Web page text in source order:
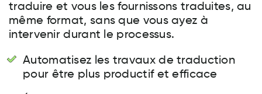
traduire et vous les fournissons traduites, au
même format, sans que vous ayez à
intervenir durant le processus.
Automatisez les travaux de traduction
pour être plus productif et efficace